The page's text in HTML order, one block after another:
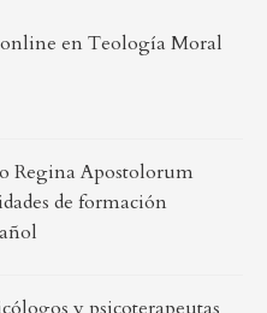
en Teología Moral
Regina Apostolorum
de formación